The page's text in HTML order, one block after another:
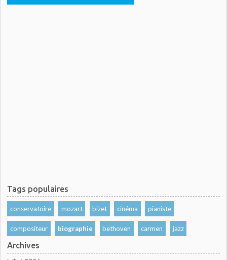
Tags populaires
conservatoire mozart bizet cinéma pianiste
compositeur biographie bethoven carmen jazz
Archives